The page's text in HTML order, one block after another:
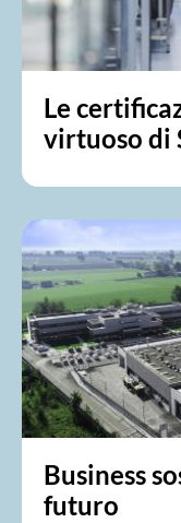
Le
virtuoso di
Business
futuro